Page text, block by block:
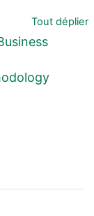
Tout déplier